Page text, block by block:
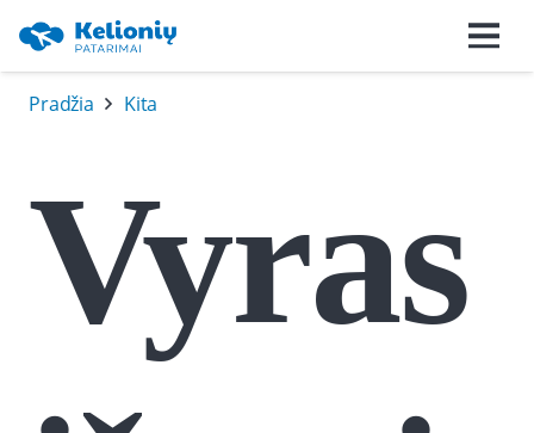
Pradžia Kita
Vyras